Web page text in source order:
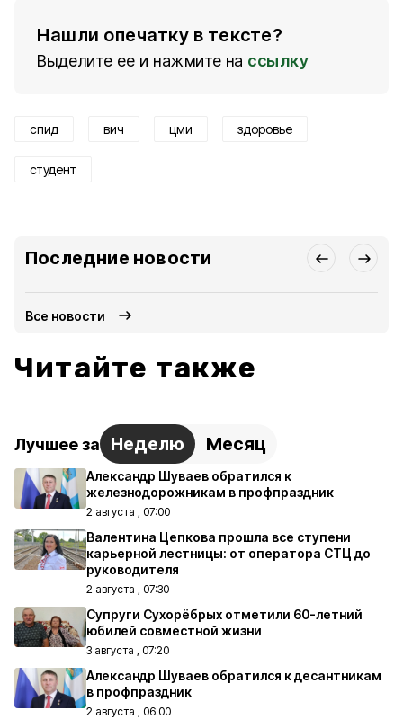
Нашли опечатку в тексте?
Выделите ее и нажмите на ссылку
спид вич цми здоровье
студент
Последние новости
Все новости
Читайте также
Лучшее за Неделю Месяц
Александр Шуваев обратился к
железнодорожникам в профпраздник
2 августа , 07:00
Валентина Цепкова прошла все ступени
карьерной лестницы: от оператора СТЦ до
руководителя
2 августа , 07:30
Супруги Сухорёбрых отметили 60-летний
юбилей совместной жизни
3 августа , 07:20
Александр Шуваев обратился к десантникам
в профпраздник
2 августа , 06:00